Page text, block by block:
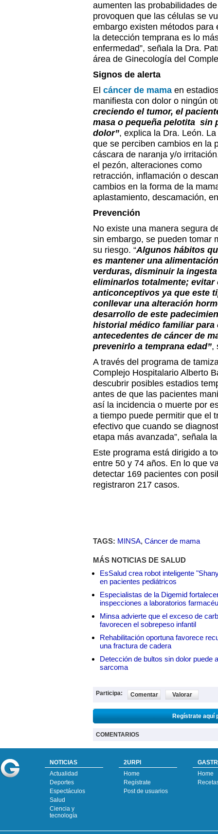
aumenten las probabilidades
provoquen que las células se
embargo existen métodos para
la detección temprana es lo
enfermedad”, señala la Dra.
área de Ginecología del
Signos de alerta
El cáncer de mama en
manifiesta con dolor o ningún
creciendo el tumor, el
masa o pequeña pelotita sin
dolor”, explica la Dra. León.
que se perciben cambios en la
cáscara de naranja y/o
el pezón, alteraciones como
retracción, inflamación o
cambios en la forma de la
aplastamiento, descamación,
Prevención
No existe una manera segura
sin embargo, se pueden tomar
su riesgo. “Algunos hábitos
es mantener una
verduras, disminuir la
eliminarlos totalmente;
anticonceptivos ya que este
conllevar una alteración
desarrollo de este
historial médico familiar para
antecedentes de cáncer de
prevenirlo a temprana edad”,
A través del programa de
Complejo Hospitalario Alberto
descubrir posibles estadios
antes de que las pacientes
así la incidencia o muerte por
a tiempo puede permitir que el
efectivo que cuando se
etapa más avanzada”, señala
Este programa está dirigido a
entre 50 y 74 años. En lo que
detectar 169 pacientes con
registraron 217 casos.
TAGS: MINSA, Cáncer de mama
MÁS NOTICIAS DE SALUD
EsSalud crea robot inteligente
en pacientes pediátricos
Especialistas de la Digemid
inspecciones a laboratorios
Minsa advierte que el exceso de
favorecen el sobrepeso infantil
Rehabilitación oportuna favorece
una fractura de cadera
Detección de bultos sin dolor puede
sarcoma
Participa: Comentar Valorar
Regístrate aquí
COMENTARIOS
NOTICIAS
Actualidad
Deportes
Espectáculos
Salud
Ciencia y
tecnología
2URPI
Home
Regístrate
Post de usuarios
Home